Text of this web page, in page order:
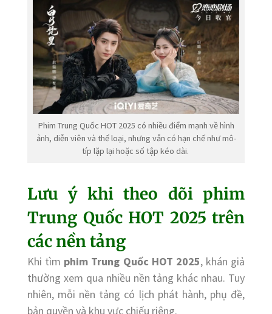
Phim Trung Quốc HOT 2025 có nhiều điểm mạnh về hình
ảnh, diễn viên và thể loại, nhưng vẫn có hạn chế như mô-
típ lặp lại hoặc số tập kéo dài.
Lưu ý khi theo dõi phim
Trung Quốc HOT 2025 trên
các nền tảng
Khi tìm phim Trung Quốc HOT 2025, khán giả
thường xem qua nhiều nền tảng khác nhau. Tuy
nhiên, mỗi nền tảng có lịch phát hành, phụ đề,
bản quyền và khu vực chiếu riêng.